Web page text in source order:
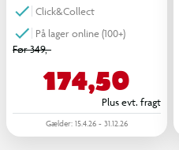
Click&Collect
På lager online (100+)
Før 349,-
174,50
Plus evt. fragt
Gælder: 15.4.26 - 31.12.26